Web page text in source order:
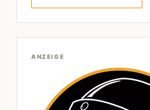
ANZEIGE